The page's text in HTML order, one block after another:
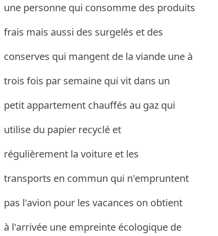
une personne qui consomme des produits
frais mais aussi des surgelés et des
conserves qui mangent de la viande une à
trois fois par semaine qui vit dans un
petit appartement chauffés au gaz qui
utilise du papier recyclé et
régulièrement la voiture et les
transports en commun qui n'empruntent
pas l'avion pour les vacances on obtient
à l'arrivée une empreinte écologique de